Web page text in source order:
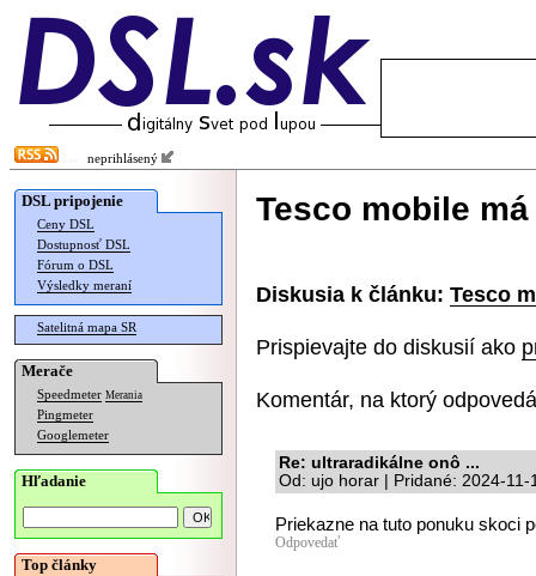
neprihlásený
DSL pripojenie
Ceny DSL
Dostupnosť DSL
Fórum o DSL
Výsledky meraní
Satelitná mapa SR
Merače
Speedmeter Merania
Pingmeter
Googlemeter
Hľadanie
Top články
Tesco mobile
Diskusia k článku: Tesco
Prispievajte do diskusií ako
Komentár, na ktorý
Re: ultraradikálne onô ...
Od: ujo horar | Pridané: 2024-11-
Priekazne na tuto ponuku skoci
Odpovedať